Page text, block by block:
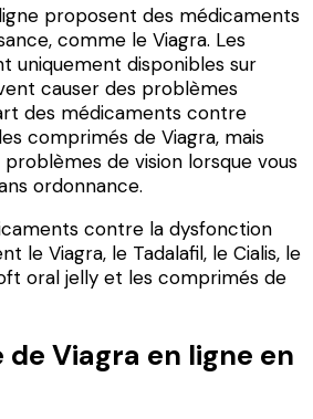
proposent des médicaments
comme le Viagra. Les
uniquement disponibles sur
causer des problèmes
des médicaments contre
comprimés de Viagra, mais
de vision lorsque vous
ordonnance.
contre la dysfonction
le Viagra, le Tadalafil, le Cialis, le
oral jelly et les comprimés de
de Viagra en ligne en